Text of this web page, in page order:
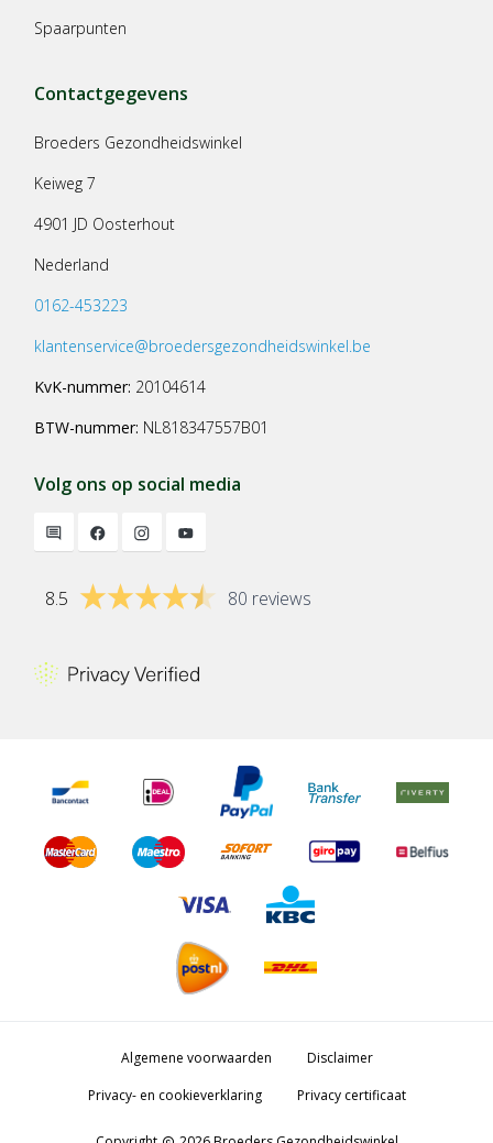
Spaarpunten
Contactgegevens
Broeders Gezondheidswinkel
Keiweg 7
4901 JD Oosterhout
Nederland
0162-453223
klantenservice@broedersgezondheidswinkel.be
KvK-nummer: 20104614
BTW-nummer: NL818347557B01
Volg ons op social media
8.5 80 reviews
Algemene voorwaarden
Disclaimer
Privacy- en cookieverklaring
Privacy certificaat